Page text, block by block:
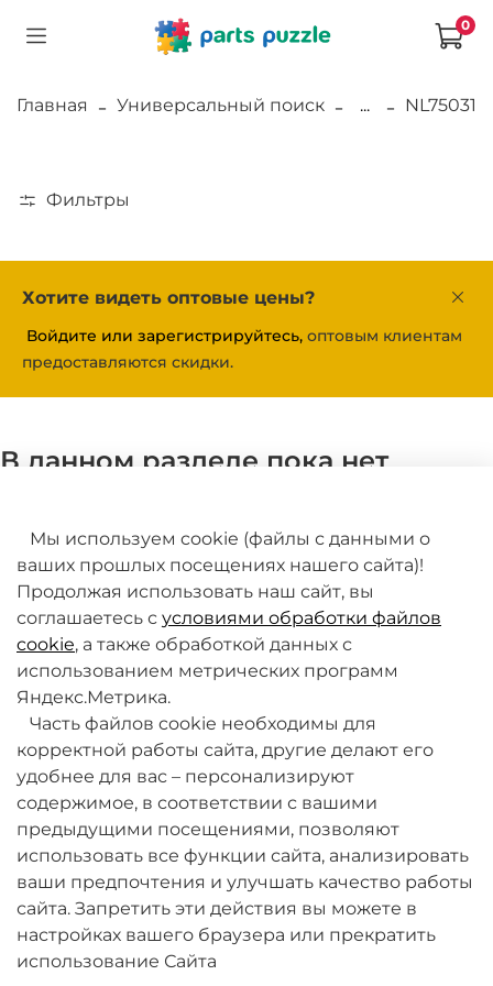
0
Главная Универсальный поиск ... NL75031
Фильтры
Хотите видеть оптовые цены?
Войдите или зарегистрируйтесь, оптовым клиентам
предоставляются скидки.
В данном разделе пока нет
О компании
Товары и услуги
+7 (495) 789-38-95
09:00 - 18:00 (будни, по МСК)
Мы используем cookie (файлы с данными о
ваших прошлых посещениях нашего сайта)!
Продолжая использовать наш сайт, вы
соглашаетесь с условиями обработки файлов
cookie, а также обработкой данных с
использованием метрических программ
Яндекс.Метрика.
Часть файлов cookie необходимы для
корректной работы сайта, другие делают его
удобнее для вас – персонализируют
содержимое, в соответствии с вашими
предыдущими посещениями, позволяют
использовать все функции сайта, анализировать
ваши предпочтения и улучшать качество работы
сайта. Запретить эти действия вы можете в
настройках вашего браузера или прекратить
использование Сайта